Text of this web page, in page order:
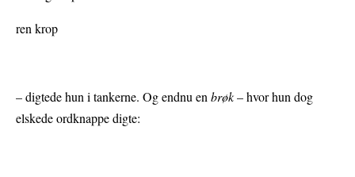
ren krop
– digtede hun i tankerne. Og endnu enbrøk– hvor hun dog
elskede ordknappe digte: